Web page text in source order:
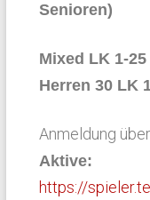
Senioren)
Mixed LK 1-25
Herren 30 LK
Anmeldung
Aktive:
https://